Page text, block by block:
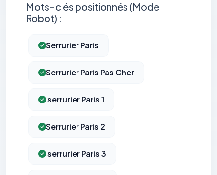
Mots-clés positionnés (Mode
Robot) :
Serrurier Paris
Serrurier Paris Pas Cher
serrurier Paris 1
Serrurier Paris 2
serrurier Paris 3